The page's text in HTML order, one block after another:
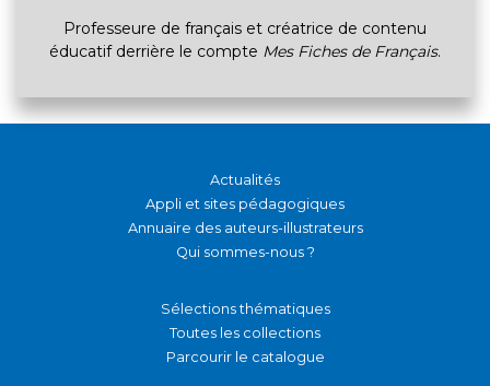
Professeure de français et créatrice de contenu
éducatif derrière le compte Mes Fiches de Français.
Actualités
Appli et sites pédagogiques
Annuaire des auteurs-illustrateurs
Qui sommes-nous ?
Sélections thématiques
Toutes les collections
Parcourir le catalogue